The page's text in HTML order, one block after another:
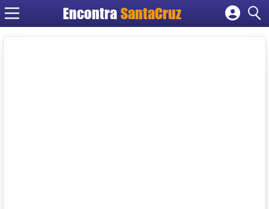
Encontra
Cadastrar empresa